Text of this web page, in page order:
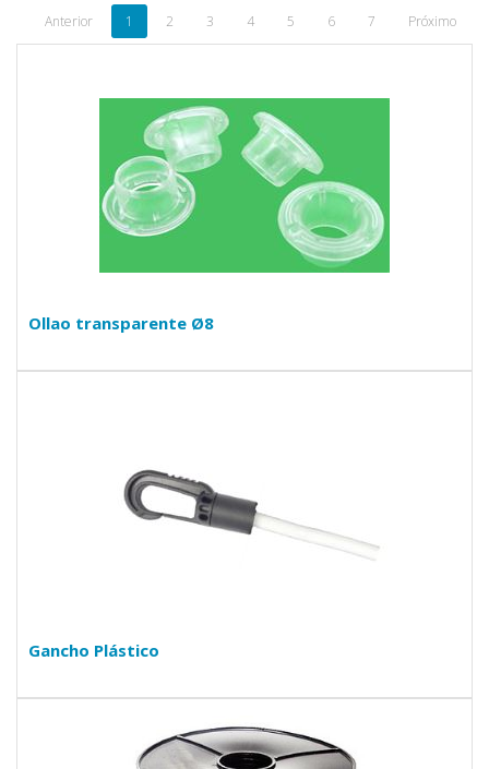
Anterior 1 2 3 4 5 6 7 Próximo
Ollao transparente Ø8
Gancho Plástico